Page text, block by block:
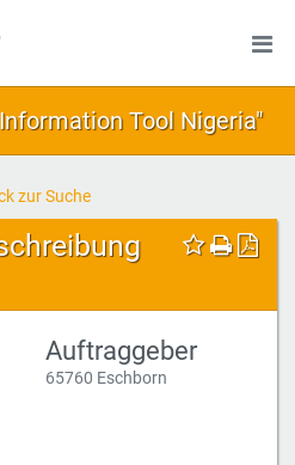
Tool Nigeria"
zur Suche
Auftraggeber
65760 Eschborn